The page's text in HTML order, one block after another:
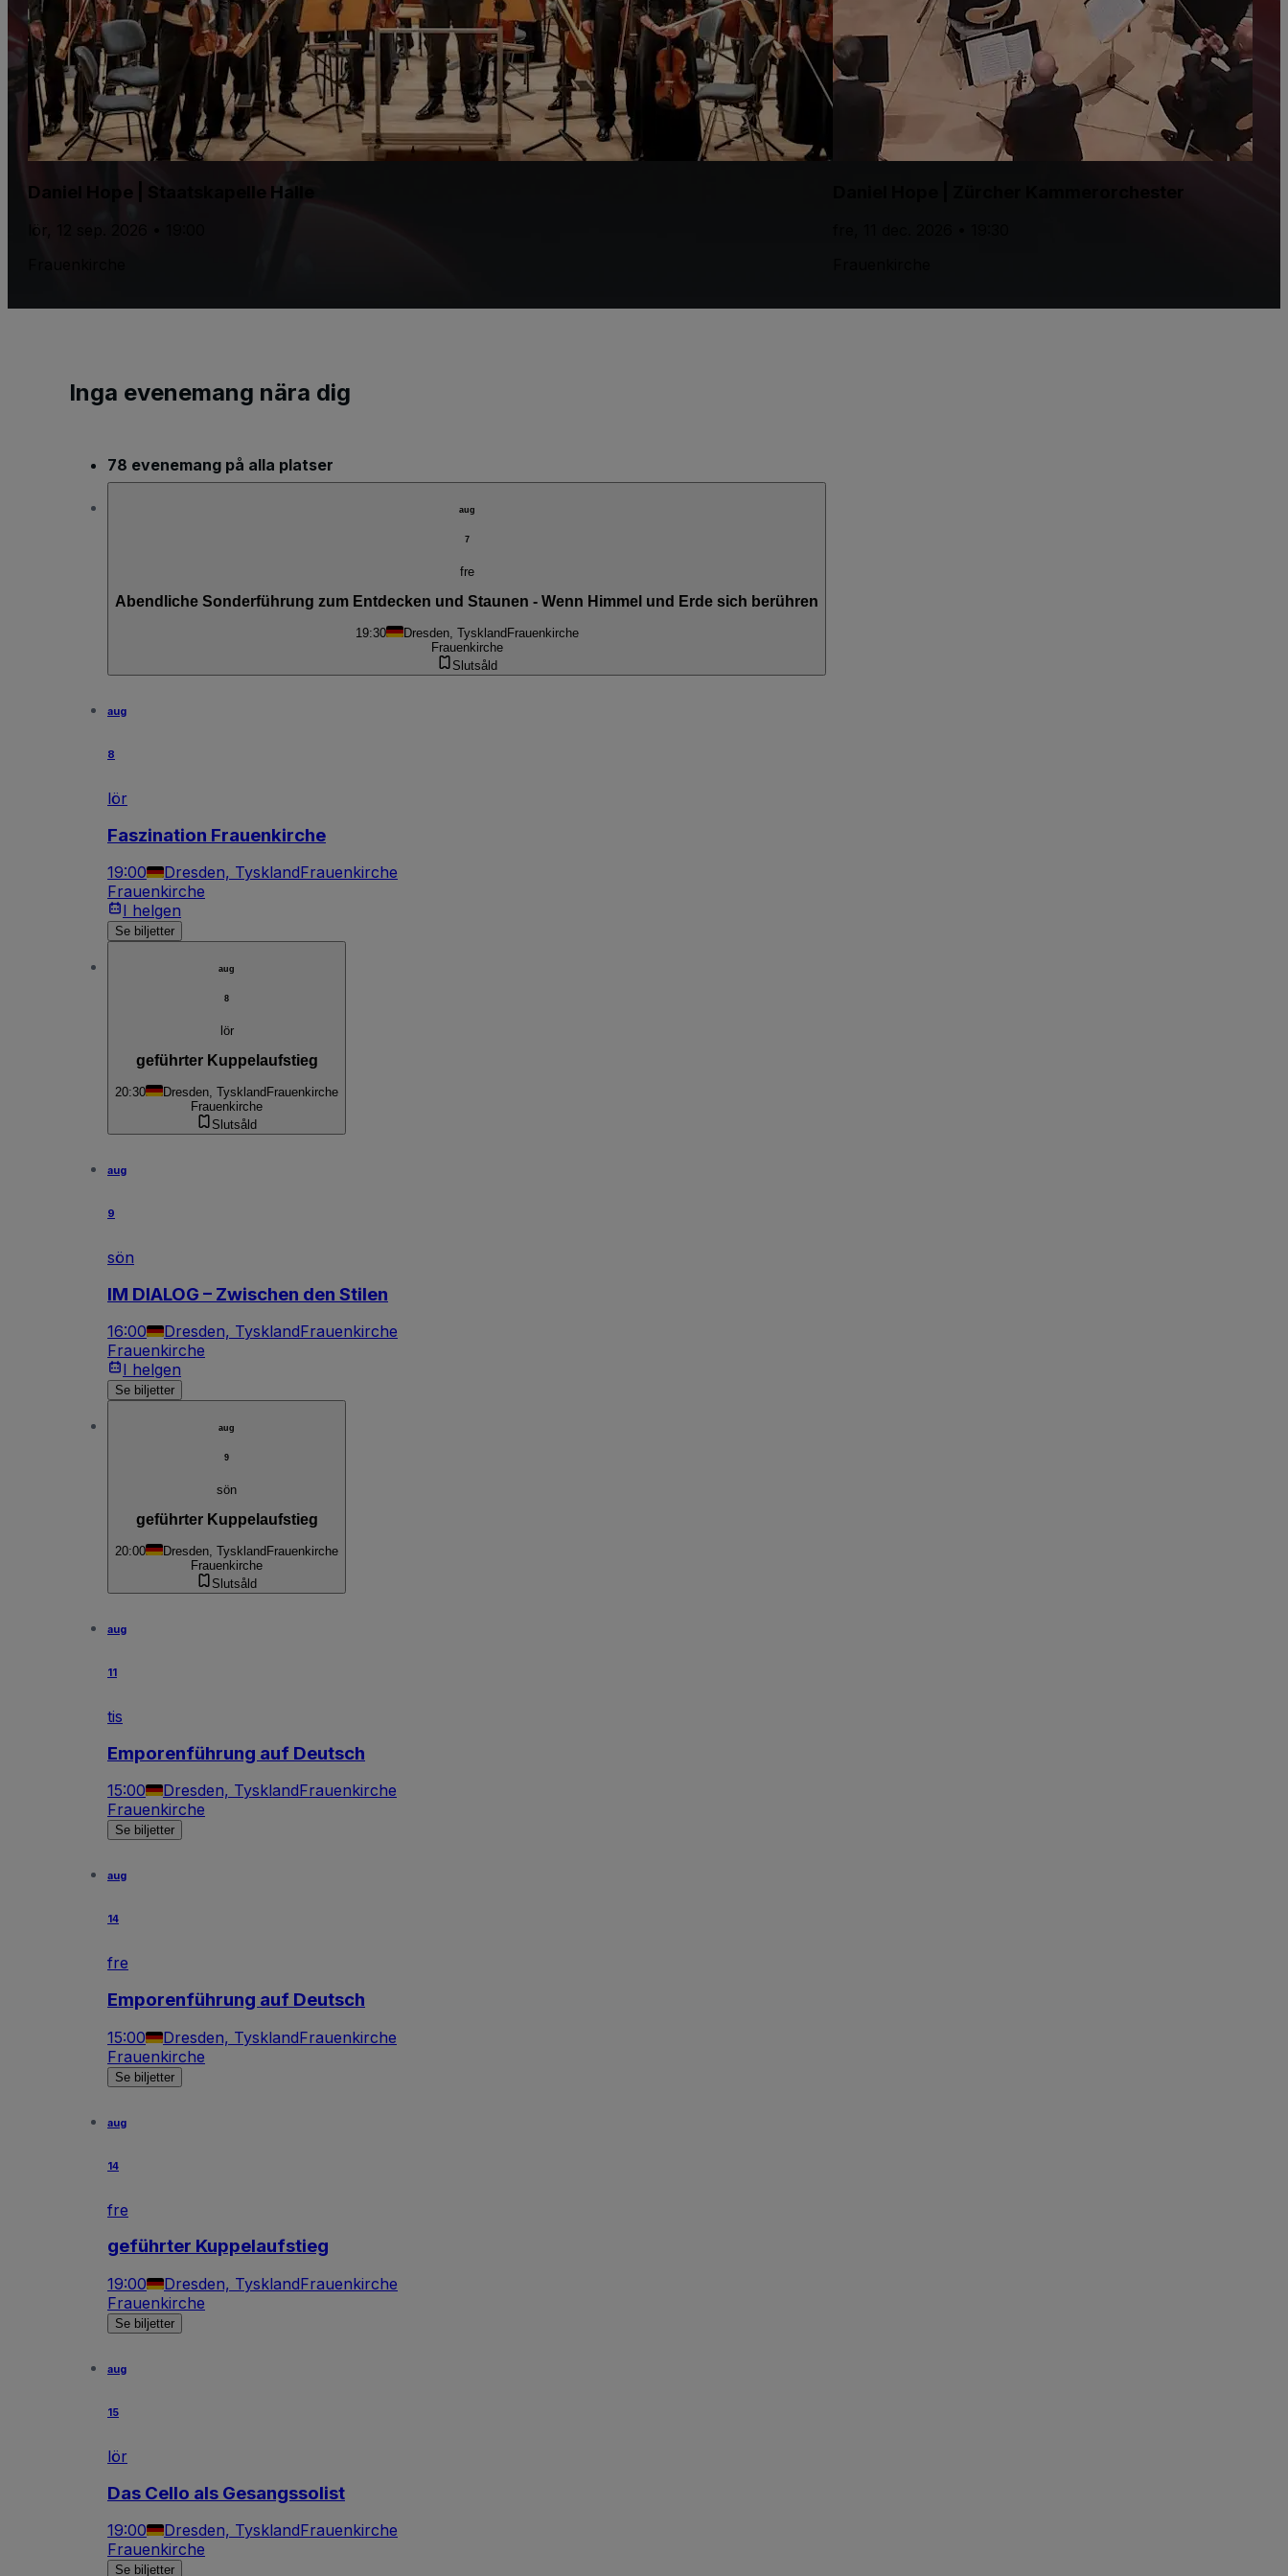
Daniel Hope | Staatskapelle Halle
lör, 12 sep. 2026 • 19:00
Daniel Hope | Zürcher Kammerorchester
Inga evenemang nära dig
78 evenemang på alla platser
aug
7
fre
Abendliche Sonderführung zum Entdecken und Staunen - Wenn Himmel und Erde sich berühren
19:30 Dresden, Tyskland Frauenkirche
Frauenkirche
Slutsåld
aug
8
lör
Faszination Frauenkirche
19:00 Dresden, TysklandFrauenkirche
Frauenkirche
I helgen
Se biljetter
aug
8
lör
geführter Kuppelaufstieg
20:30 Dresden, Tyskland Frauenkirche
Frauenkirche
Slutsåld
aug
9
sön
IM DIALOG – Zwischen den Stilen
16:00 Dresden, TysklandFrauenkirche
Frauenkirche
I helgen
Se biljetter
aug
9
sön
geführter Kuppelaufstieg
20:00 Dresden, Tyskland Frauenkirche
Frauenkirche
Slutsåld
aug
11
tis
Emporenführung auf Deutsch
15:00 Dresden, TysklandFrauenkirche
Frauenkirche
Se biljetter
aug
14
fre
Emporenführung auf Deutsch
15:00 Dresden, TysklandFrauenkirche
Frauenkirche
Se biljetter
aug
14
fre
geführter Kuppelaufstieg
19:00 Dresden, TysklandFrauenkirche
Frauenkirche
Se biljetter
aug
15
lör
Das Cello als Gesangssolist
19:00 Dresden, TysklandFrauenkirche
Frauenkirche
Se biljetter